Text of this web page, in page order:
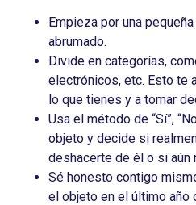
Empieza por una
abrumado.
Divide en categorías,
electrónicos, etc. Esto te
lo que tienes y a tomar
Usa el método de “Sí”,
objeto y decide si
deshacerte de él o si aún
Sé honesto contigo
el objeto en el último año